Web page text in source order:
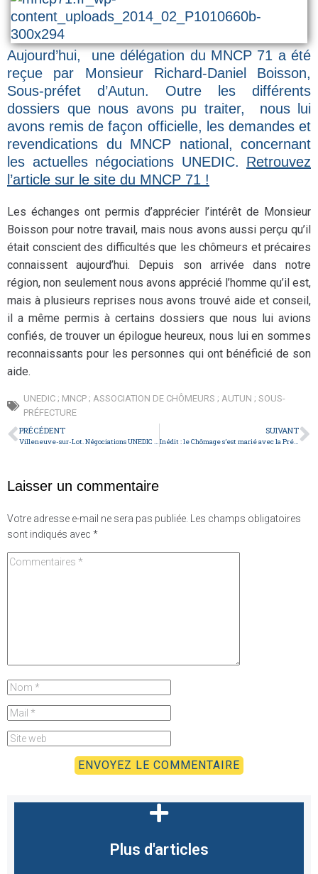
Aujourd’hui, une délégation du MNCP 71 a été
reçue par Monsieur Richard-Daniel Boisson,
Sous-préfet d’Autun. Outre les différents
dossiers que nous avons pu traiter, nous lui
avons remis de façon officielle, les demandes et
revendications du MNCP national, concernant
les actuelles négociations UNEDIC. Retrouvez
l’article sur le site du MNCP 71 !
Les échanges ont permis d’apprécier l’intérêt de Monsieur
Boisson pour notre travail, mais nous avons aussi perçu qu’il
était conscient des difficultés que les chômeurs et précaires
connaissent aujourd’hui. Depuis son arrivée dans notre
région, non seulement nous avons apprécié l’homme qu’il est,
mais à plusieurs reprises nous avons trouvé aide et conseil,
il a même permis à certains dossiers que nous lui avions
confiés, de trouver un épilogue heureux, nous lui en sommes
reconnaissants pour les personnes qui ont bénéficié de son
aide.
UNEDIC ; MNCP ; ASSOCIATION DE CHÔMEURS ; AUTUN ; SOUS-
PRÉFECTURE
PRÉCÉDENT
Villeneuve-sur-Lot. Négociations UNEDIC : les chômeurs se font entendre !
SUIVANT
Inédit : le Chômage s’est marié avec la Précarité !
Laisser un commentaire
Votre adresse e-mail ne sera pas publiée. Les champs obligatoires
sont indiqués avec *
Plus d'articles